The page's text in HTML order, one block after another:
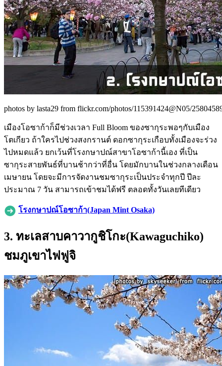
photos by lasta29 from flickr.com/photos/115391424@N05/
เมืองโอซาก้าก็มีช่วงเวลา Full Bloom ของซากุระพอๆกับเมือง
โตเกียว ถ้าใครไปช่วงสงกรานต์ ดอกซากุระเกือบทั้งเมืองจะร่วง
ไปหมดแล้ว ยกเว้นที่โรงกษาปณ์สาขาโอซาก้านี้เอง ที่เป็น
ซากุระสายพันธ์ที่บานช้ากว่าที่อื่น โดยมักบานในช่วงกลางเดือน
เมษายน โดยจะมีการจัดงานชมซากุระเป็นประจำทุกปี ปีละ
ประมาณ 7 วัน สามารถเข้าชมได้ฟรี ตลอดทั้งวันเลยทีเดียว
โรงกษาปณ์โอซาก้า(Japan Mint Osaka)
3. ทะเลสาบคาวากูชิโกะ(Kawaguchiko)
ชมภูเขาไฟฟูจิ